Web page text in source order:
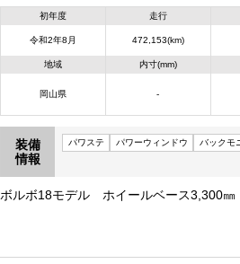
初年度
令和2年8月
走行
472,153(km)
地域
岡山県
内寸(mm)
-
装備
情報
パワステ パワーウィンドウ バックモ
ボルボ18モデル ホイールベース3,300